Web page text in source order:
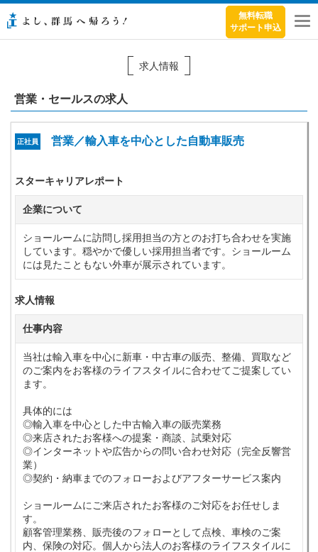
無料転職
サポート申込
求人情報
営業・セールスの求人
正社員 営業／輸入車を中心とした自動車販売
スターキャリアレポート
企業について
ショールームに訪問し採用担当の方とのお打ち合わせを実施
しています。穏やかで優しい採用担当者です。ショールーム
には見たこともない外車が展示されています。
求人情報
仕事内容
当社は輸入車を中心に新車・中古車の販売、整備、買取など
のご案内をお客様のライフスタイルに合わせてご提案してい
ます。
具体的には
◎輸入車を中心とした中古輸入車の販売業務
◎来店されたお客様への提案・商談、試乗対応
◎インターネットや広告からの問い合わせ対応（完全反響営
業）
◎契約・納車までのフォローおよびアフターサービス案内
ショールームにご来店されたお客様のご対応をお任せしま
す。
顧客管理業務、販売後のフォローとして点検、車検のご案
内、保険の対応。個人から法人のお客様のライフスタイルに